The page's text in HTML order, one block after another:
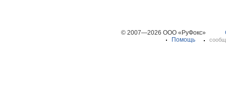
© 2007—2026 ООО «РуФокс»
Помощь